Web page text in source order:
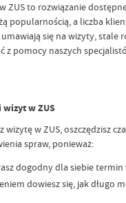
ZUS to rozwiązanie
popularnością, a liczba
się na wizyty, stale
z pomocy naszych
w ZUS
wizytę w ZUS, oszczędzisz
spraw, ponieważ:
dogodny dla siebie termin
dowiesz się, jak długo